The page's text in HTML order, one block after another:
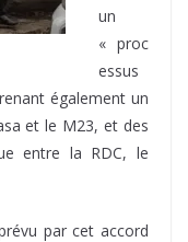
un
« proc
essus
également un
et le M23, et des
entre la RDC, le
par cet accord